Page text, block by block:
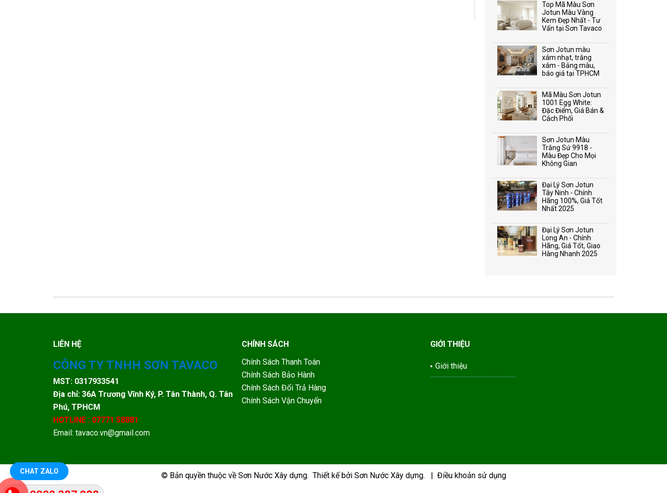
Top Mã Màu Sơn
Jotun Màu Vàng
Kem Đẹp Nhất - Tư
Vấn tại Sơn Tavaco
Sơn Jotun màu
xám nhạt, trắng
xám - Bảng màu,
báo giá tại TPHCM
Mã Màu Sơn Jotun
1001 Egg White:
Đặc Điểm, Giá Bán &
Cách Phối
Sơn Jotun Màu
Trắng Sứ 9918 -
Màu Đẹp Cho Mọi
Không Gian
Đại Lý Sơn Jotun
Tây Ninh - Chính
Hãng 100%, Giá Tốt
Nhất 2025
Đại Lý Sơn Jotun
Long An - Chính
Hãng, Giá Tốt, Giao
Hàng Nhanh 2025
LIÊN HỆ
CÔNG TY TNHH SƠN TAVACO
MST: 0317933541
Địa chỉ: 36A Trương Vĩnh Ký, P. Tân Thành, Q. Tân
Phú, TPHCM
HOTLINE : 07771 58881
Email: tavaco.vn@gmail.com
CHÍNH SÁCH
Chính Sách Thanh Toán
Chính Sách Bảo Hành
Chính Sách Đổi Trả Hàng
Chính Sách Vận Chuyển
GIỚI THIỆU
Giới thiệu
© Bản quyền thuộc về Sơn Nước Xây dựng. Thiết kế bởi Sơn Nước Xây dựng. | Điều khoản sử dụng
CHAT ZALO